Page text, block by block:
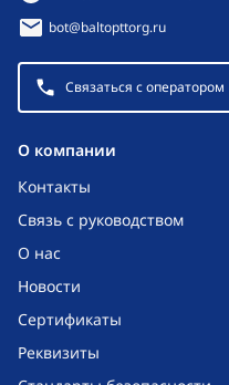
O компании
Контакты
Связь с руководством
О нас
Новости
Сертификаты
Реквизиты
bot@baltopttorg.ru
Связаться с оператором